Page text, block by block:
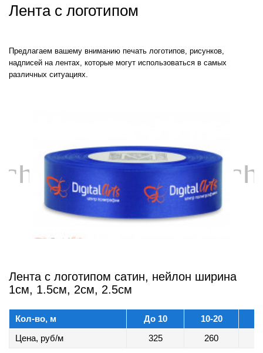
Лента с логотипом
Предлагаем вашему вниманию печать логотипов, рисунков,
надписей на лентах, которые могут использоваться в самых
различных ситуациях.
chevron_left
Лента с логотипом сатин, нейлон ширина
1см, 1.5см, 2см, 2.5см
Кол-во, м До 10 10-20
Цена, руб/м
325 260